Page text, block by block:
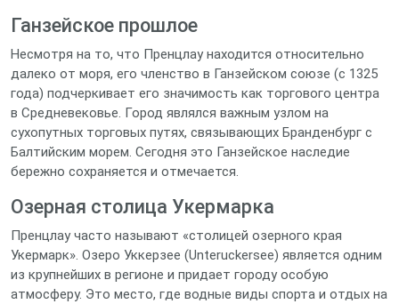
Ганзейское прошлое
Несмотря на то, что Пренцлау находится относительно
далеко от моря, его членство в Ганзейском союзе (с 1325
года) подчеркивает его значимость как торгового центра
в Средневековье. Город являлся важным узлом на
сухопутных торговых путях, связывающих Бранденбург с
Балтийским морем. Сегодня это Ганзейское наследие
бережно сохраняется и отмечается.
Озерная столица Укермарка
Пренцлау часто называют «столицей озерного края
Укермарк». Озеро Уккерзее (Unteruckersee) является одним
из крупнейших в регионе и придает городу особую
атмосферу. Это место, где водные виды спорта и отдых на